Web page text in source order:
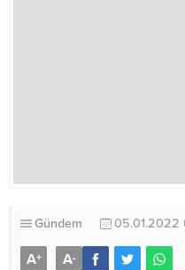
Gündem 05.01.2022
A+ A-